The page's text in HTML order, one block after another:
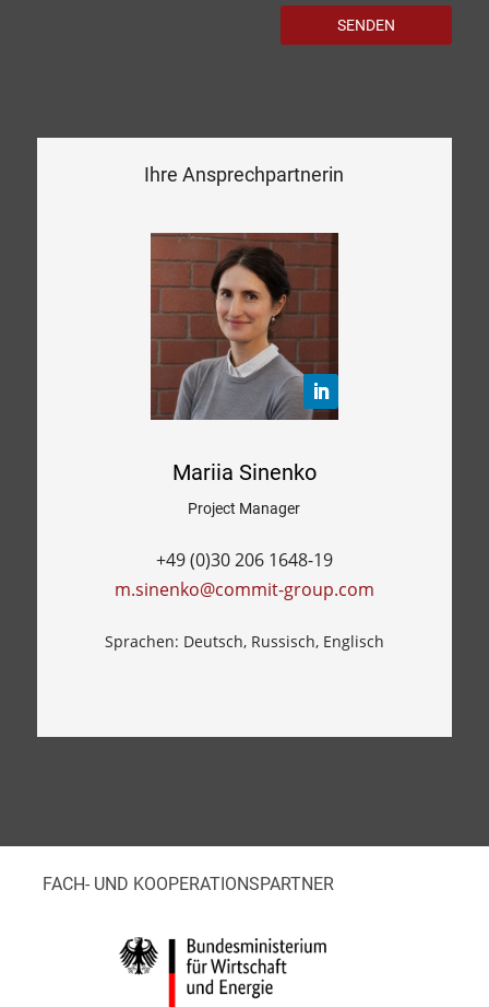
SENDEN
Ihre Ansprechpartnerin
Mariia Sinenko
Project Manager
+49 (0)30 206 1648-19
m.sinenko@commit-group.com
Sprachen: Deutsch, Russisch, Englisch
FACH- UND KOOPERATIONSPARTNER